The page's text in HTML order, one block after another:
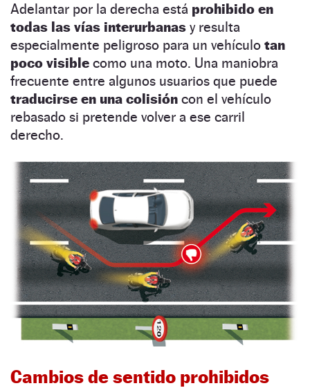
Adelantar por la derecha está prohibido en
todas las vías interurbanas y resulta
especialmente peligroso para un vehículo tan
poco visible como una moto. Una maniobra
frecuente entre algunos usuarios que puede
traducirse en una colisión con el vehículo
rebasado si pretende volver a ese carril
derecho.
Cambios de sentido prohibidos